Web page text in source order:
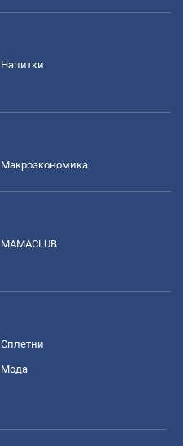
Напитки
Mакроэкономика
MAMACLUB
Сплетни
Мода